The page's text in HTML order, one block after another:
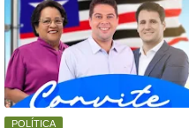
POLÍTICA